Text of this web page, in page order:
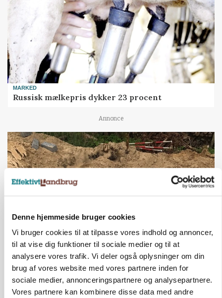
Denne hjemmeside bruger cookies
Vi bruger cookies til at tilpasse vores indhold og annoncer,
til at vise dig funktioner til sociale medier og til at
analysere vores trafik. Vi deler også oplysninger om din
brug af vores website med vores partnere inden for
sociale medier, annonceringspartnere og analysepartnere.
Vores partnere kan kombinere disse data med andre
MARKED
Russisk mælkepris dykker 23 procent
Annonce
BUSINESS
Fra mark til mur: Byggeriet kan åbne nyt
marked for biokul
Annonce